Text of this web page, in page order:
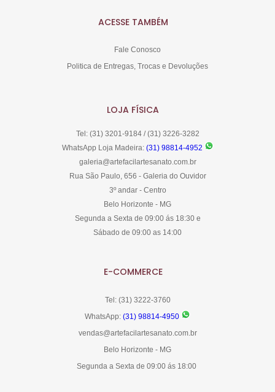
ACESSE TAMBÉM
Fale Conosco
Politica de Entregas, Trocas e Devoluções
LOJA FÍSICA
Tel: (31) 3201-9184 / (31) 3226-3282
WhatsApp Loja Madeira: (31) 98814-4952
galeria@artefacilartesanato.com.br
Rua São Paulo, 656 - Galeria do Ouvidor
3º andar - Centro
Belo Horizonte - MG
Segunda a Sexta de 09:00 ás 18:30 e
Sábado de 09:00 as 14:00
E-COMMERCE
Tel: (31) 3222-3760
WhatsApp: (31) 98814-4950
vendas@artefacilartesanato.com.br
Belo Horizonte - MG
Segunda a Sexta de 09:00 ás 18:00